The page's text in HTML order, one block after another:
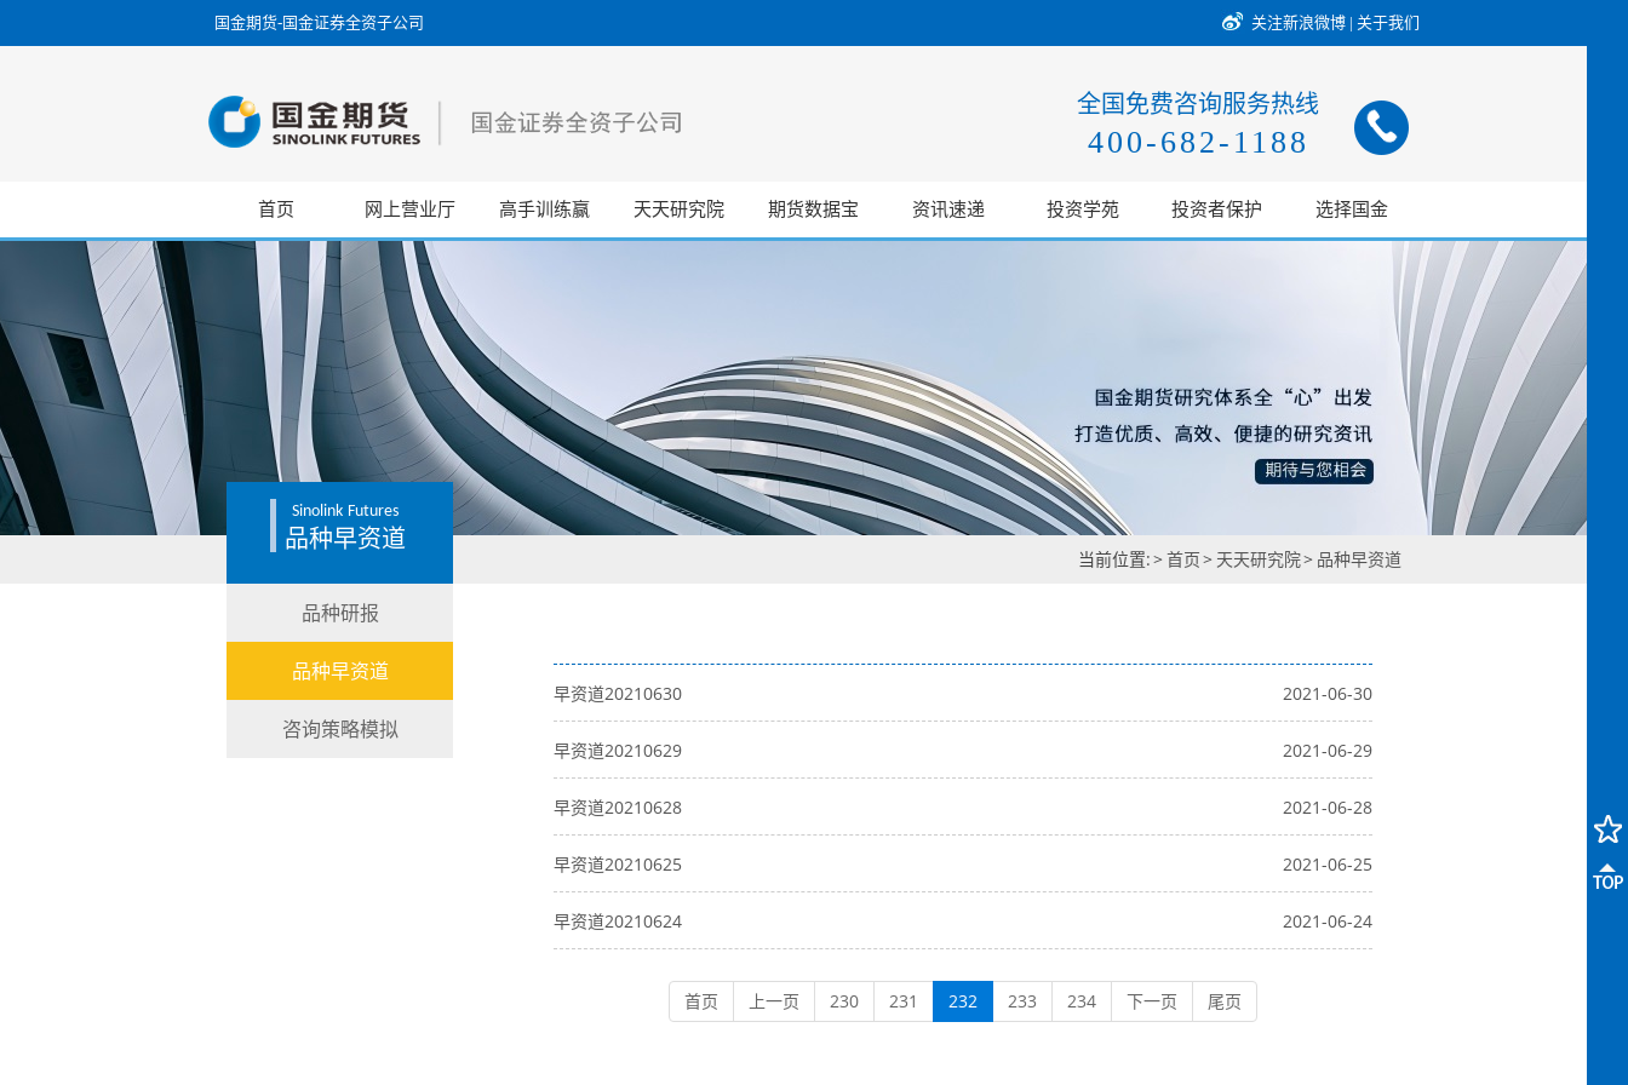
国金期货-国金证券全资子公司 关注新浪微博 | 关于我们
全国免费咨询服务热线
400-682-1188
首页 网上营业厅 高手训练赢 天天研究院 期货数据宝 资讯速递 投资学苑 投资者保护 选择国金
Sinolink Futures
品种早资道
当前位置:>首页> 天天研究院> 品种早资道
品种研报
品种早资道
咨询策略模拟
早资道20210630 2021-06-30
早资道20210629 2021-06-29
早资道20210628 2021-06-28
早资道20210625 2021-06-25
早资道20210624 2021-06-24
首页 上一页 230 231 232 233 234 下一页 尾页